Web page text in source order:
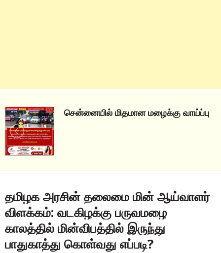
சென்னையில் மிதமான மழைக்கு வாய்ப்பு
தமிழக அரசின் தலைமை மின் ஆய்வாளர்
விளக்கம்: வடகிழக்கு பருவமழை
காலத்தில் மின்விபத்தில் இருந்து
பாதுகாத்து கொள்வது எப்படி?